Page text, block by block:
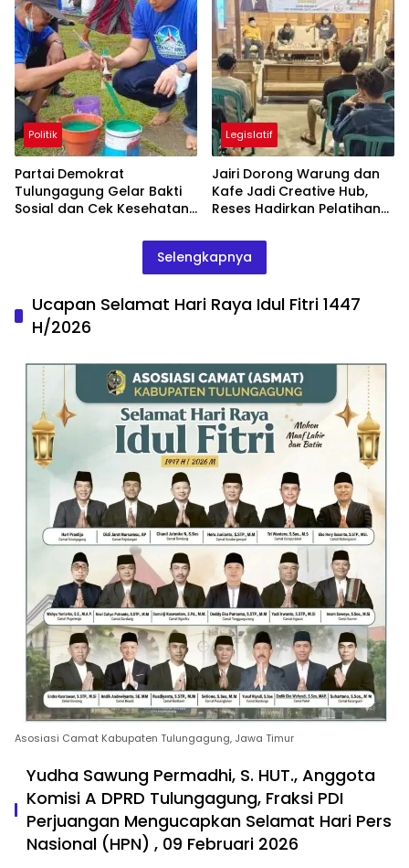
Politik
Partai Demokrat
Tulungagung Gelar Bakti
Sosial dan Cek Kesehatan
Legislatif
Jairi Dorong Warung dan
Kafe Jadi Creative Hub,
Reses Hadirkan Pelatihan
Selengkapnya
Ucapan Selamat Hari Raya Idul Fitri 1447
H/2026
Asosiasi Camat Kabupaten Tulungagung, Jawa Timur
Yudha Sawung Permadhi, S. HUT., Anggota
Komisi A DPRD Tulungagung, Fraksi PDI
Perjuangan Mengucapkan Selamat Hari Pers
Nasional (HPN) , 09 Februari 2026